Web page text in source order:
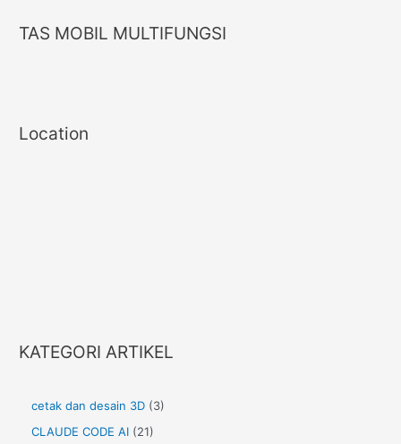
TAS MOBIL MULTIFUNGSI
Location
KATEGORI ARTIKEL
cetak dan desain 3D(3)
CLAUDE CODE AI(21)